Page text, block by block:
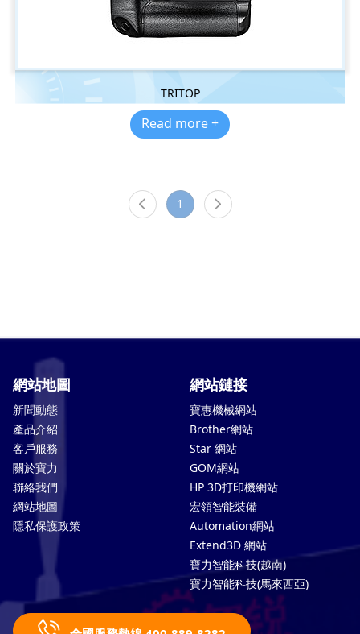
TRITOP
Read more +
1
網站地圖
新聞動態
產品介紹
客戶服務
關於寶力
聯絡我們
網站地圖
隱私保護政策
網站鏈接
寶惠機械網站
Brother網站
Star 網站
GOM網站
HP 3D打印機網站
宏領智能裝備
Automation網站
Extend3D 網站
寶力智能科技(越南)
寶力智能科技(馬來西亞)